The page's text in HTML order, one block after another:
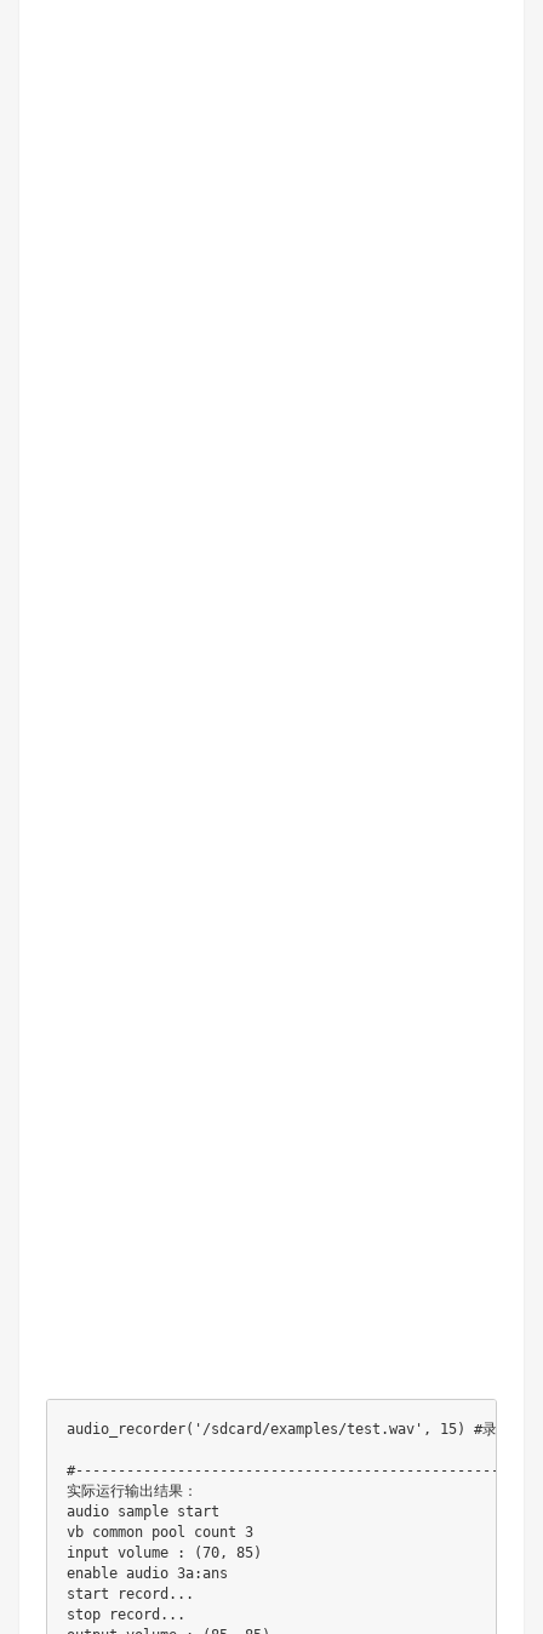
audio_recorder('/sdcard/examples/test.wav', 15) #录制15秒
实际运行输出结果：
audio sample start
vb common pool count 3
input volume : (70, 85)
enable audio 3a:ans
start record...
stop record...